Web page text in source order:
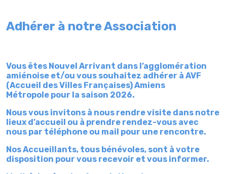
Adhérer à notre Association
Vous êtes Nouvel Arrivant dans l’agglomération
amiénoise et/ou vous souhaitez adhérer à AVF
(Accueil des Villes Françaises) Amiens
Métropole pour la saison 2026.
Nous vous invitons à nous rendre visite dans notre
lieux d’accueil ou à prendre rendez-vous avec
nous par téléphone ou mail pour une rencontre.
Nos Accueillants, tous bénévoles, sont à votre
disposition pour vous recevoir et vous informer.